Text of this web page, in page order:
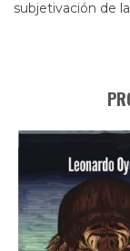
subjetivación de